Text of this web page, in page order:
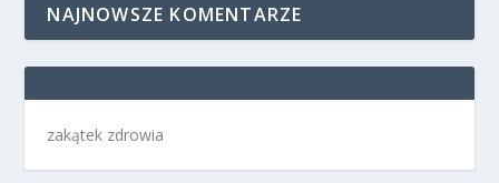
NAJNOWSZE KOMENTARZE
zakątek zdrowia